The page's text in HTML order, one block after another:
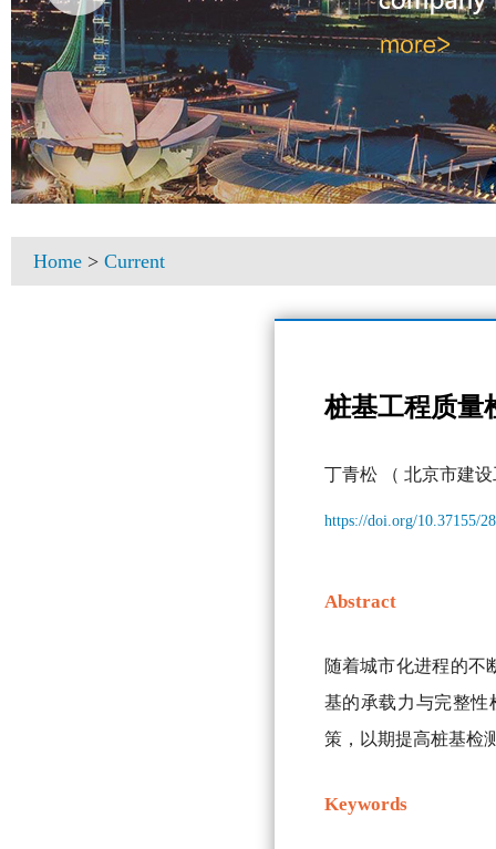
Home > Current
桩基工程质量
丁青松 （ 北京市建
https://doi.org/10.37155/
Abstract
随着城市化进程的不
基的承载力与完整
策，以期提高桩基检
Keywords